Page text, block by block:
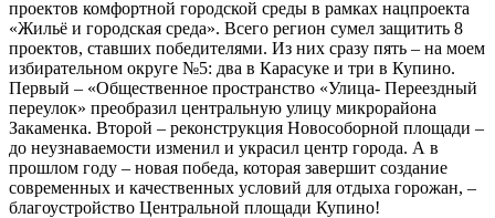
проектов комфортной городской среды в рамках нацпроекта
«Жильё и городская среда». Всего регион сумел защитить 8
проектов, ставших победителями. Из них сразу пять – на моем
избирательном округе №5: два в Карасуке и три в Купино.
Первый – «Общественное пространство «Улица- Переездный
переулок» преобразил центральную улицу микрорайона
Закаменка. Второй – реконструкция Новособорной площади –
до неузнаваемости изменил и украсил центр города. А в
прошлом году – новая победа, которая завершит создание
современных и качественных условий для отдыха горожан, –
благоустройство Центральной площади Купино!